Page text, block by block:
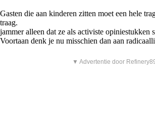
Gasten die aan kinderen zitten moet een hele
traag.
jammer alleen dat ze als activiste opiniestukken
Voortaan denk je nu misschien dan aan
▼ Advertentie door